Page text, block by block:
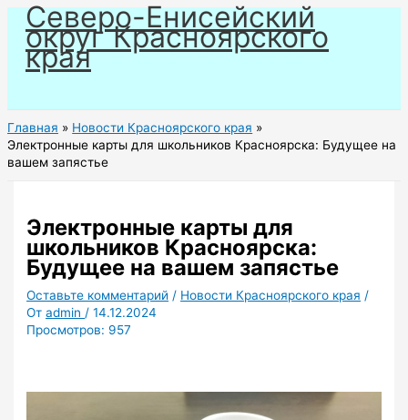
Перейти
содержимому
Северо-Енисейский
округ Красноярского
края
Главная
Новости Красноярского края
Электронные карты для школьников Красноярска: Будущее на
вашем запястье
Электронные карты для
школьников Красноярска:
Будущее на вашем запястье
Оставьте комментарий / Новости Красноярского края /
Отadmin /14.12.2024
Просмотров: 957